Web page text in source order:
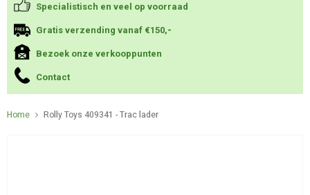
Specialistisch en veel op voorraad
Gratis verzending vanaf €150,-
Bezoek onze verkooppunten
Contact
Home Rolly Toys 409341 - Trac lader